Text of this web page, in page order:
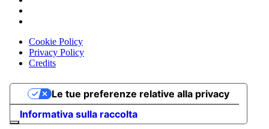
Cookie Policy
Privacy Policy
Credits
Informativa sulla raccolta
Le tue preferenze relative alla privacy